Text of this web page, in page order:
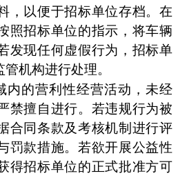
，以便于招标单位存档。在
照招标单位的指示，将车辆
发现任何虚假行为，招标单
机构进行处理。
内的营利性经营活动，未经
禁擅自进行。若违规行为被
合同条款及考核机制进行评
罚款措施。若欲开展公益性
得招标单位的正式批准方可